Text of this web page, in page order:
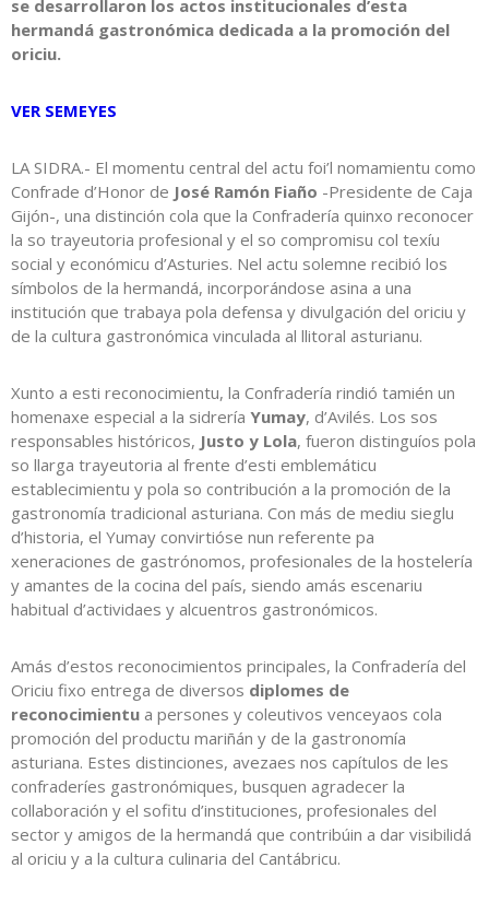
se desarrollaron los actos institucionales d’esta
hermandá gastronómica dedicada a la promoción del
oriciu.
VER SEMEYES
LA SIDRA.- El momentu central del actu foi’l nomamientu como
Confrade d’Honor de José Ramón Fiaño -Presidente de Caja
Gijón-, una distinción cola que la Confradería quinxo reconocer
la so trayeutoria profesional y el so compromisu col texíu
social y económicu d’Asturies. Nel actu solemne recibió los
símbolos de la hermandá, incorporándose asina a una
institución que trabaya pola defensa y divulgación del oriciu y
de la cultura gastronómica vinculada al llitoral asturianu.
Xunto a esti reconocimientu, la Confradería rindió tamién un
homenaxe especial a la sidrería Yumay, d’Avilés. Los sos
responsables históricos, Justo y Lola, fueron distinguíos pola
so llarga trayeutoria al frente d’esti emblemáticu
establecimientu y pola so contribución a la promoción de la
gastronomía tradicional asturiana. Con más de mediu sieglu
d’historia, el Yumay convirtióse nun referente pa
xeneraciones de gastrónomos, profesionales de la hostelería
y amantes de la cocina del país, siendo amás escenariu
habitual d’actividaes y alcuentros gastronómicos.
Amás d’estos reconocimientos principales, la Confradería del
Oriciu fixo entrega de diversos diplomes de
reconocimientu a persones y coleutivos venceyaos cola
promoción del productu mariñán y de la gastronomía
asturiana. Estes distinciones, avezaes nos capítulos de les
confraderíes gastronómiques, busquen agradecer la
collaboración y el sofitu d’instituciones, profesionales del
sector y amigos de la hermandá que contribúin a dar visibilidá
al oriciu y a la cultura culinaria del Cantábricu.